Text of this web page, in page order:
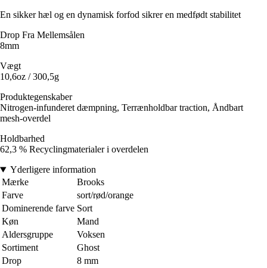
En sikker hæl og en dynamisk forfod sikrer en medfødt stabilitet
Drop Fra Mellemsålen
8mm
Vægt
10,6oz / 300,5g
Produktegenskaber
Nitrogen-infunderet dæmpning, Terrænholdbar traction, Åndbart
mesh-overdel
Holdbarhed
62,3 % Recyclingmaterialer i overdelen
Yderligere information
Mærke
Brooks
Farve
sort/rød/orange
Dominerende farve Sort
Køn
Mand
Aldersgruppe
Voksen
Sortiment
Ghost
Drop
8 mm